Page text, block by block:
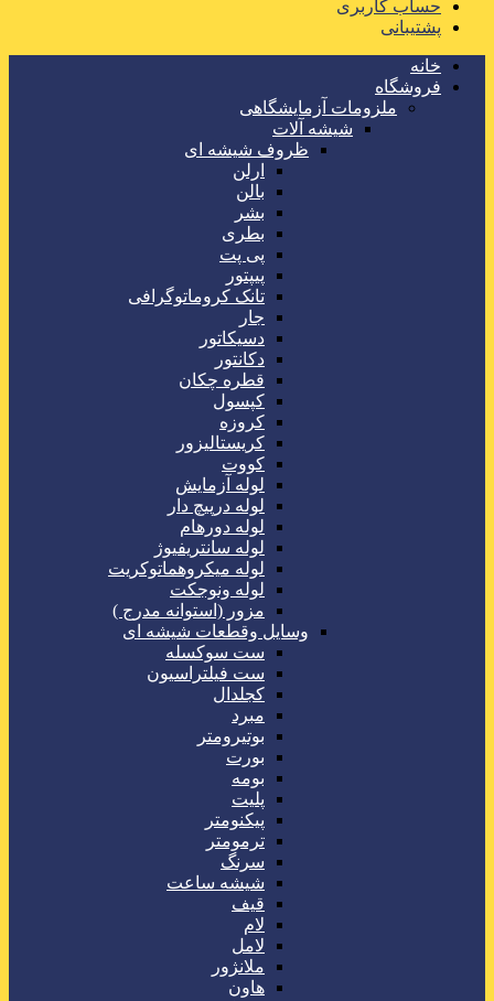
حساب کاربری
پشتیبانی
خانه
فروشگاه
ملزومات آزمایشگاهی
شیشه آلات
ظروف شیشه ای
ارلن
بالن
بشر
بطری
پی پت
پیپتور
تانک کروماتوگرافی
جار
دسیکاتور
دکانتور
قطره چکان
کپسول
کروزه
کریستالیزور
کووت
لوله آزمایش
لوله درپیچ دار
لوله دورهام
لوله سانتریفیوژ
لوله میکروهماتوکریت
لوله ونوجکت
مزور (استوانه مدرج )
وسایل وقطعات شیشه ای
ست سوکسله
ست فیلتراسیون
کجلدال
مبرد
بوتیرومتر
بورت
بومه
پلیت
پیکنومتر
ترمومتر
سرنگ
شیشه ساعت
قیف
لام
لامل
ملانژور
هاون